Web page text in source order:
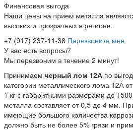
Финансовая выгода
Наши цены на прием металла
высоких и прозрачных в регионе.
+7 (917) 237-11-38 Перезвоните мне
У вас есть вопросы?
Мы перезвоним в течение 2 минут!
Принимаем черный лом 12Апо
категории металлического лома 12А
1 кг с габаритными размерами до
металла составляет от 0,5 до 4 мм.
имеющие большого количества
должно быть не более 5% грязи и